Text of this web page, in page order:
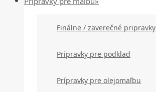
Finálne / zaverečné pripravky
Prípravky pre podklad
Prípravky pre olejomaľbu